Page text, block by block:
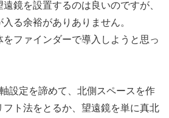
鏡を設置するのは良いのですが、
る余裕がありありません。
をファインダーで導入しようと思っ
設定を諦めて、北側スペースを作
フト法をとるか、望遠鏡を単に真北